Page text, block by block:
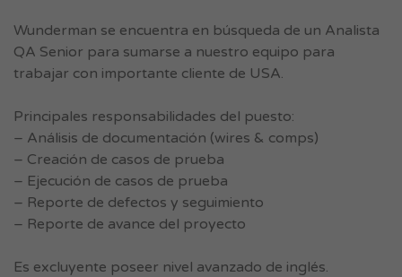
Wunderman se encuentra en búsqueda de un Analista
QA Senior para sumarse a nuestro equipo para
trabajar con importante cliente de USA.
Principales responsabilidades del puesto:
– Análisis de documentación (wires & comps)
– Creación de casos de prueba
– Ejecución de casos de prueba
– Reporte de defectos y seguimiento
– Reporte de avance del proyecto
Es excluyente poseer nivel avanzado de inglés.